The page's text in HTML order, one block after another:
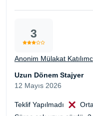
3
Anonim Mülakat
Uzun Dönem Stajyer
12 Mayıs 2026
Teklif Yapılmadı